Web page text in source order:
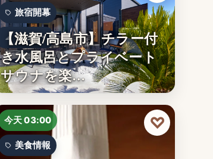
旅宿開幕
14名
【滋賀/高島市】チラー付
き水風呂とプライベート
サウナを楽…
今天 03:00
美食情報
♡